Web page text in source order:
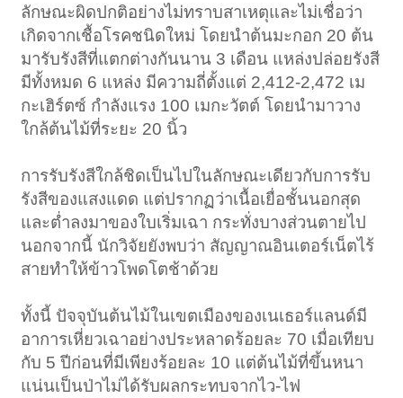
ลักษณะผิดปกติอย่างไม่ทราบสาเหตุและไม่เชื่อว่า
เกิดจากเชื้อโรคชนิดใหม่ โดยนำต้นมะกอก 20 ต้น
มารับรังสีที่แตกต่างกันนาน 3 เดือน แหล่งปล่อยรังสี
มีทั้งหมด 6 แหล่ง มีความถี่ตั้งแต่ 2,412-2,472 เม
กะเฮิร์ตซ์ กำลังแรง 100 เมกะวัตต์ โดยนำมาวาง
ใกล้ต้นไม้ที่ระยะ 20 นิ้ว
การรับรังสีใกล้ชิดเป็นไปในลักษณะเดียวกับการรับ
รังสีของแสงแดด แต่ปรากฏว่าเนื้อเยื่อชั้นนอกสุด
และต่ำลงมาของใบเริ่มเฉา กระทั่งบางส่วนตายไป
นอกจากนี้ นักวิจัยยังพบว่า สัญญาณอินเตอร์เน็ตไร้
สายทำให้ข้าวโพดโตช้าด้วย
ทั้งนี้ ปัจจุบันต้นไม้ในเขตเมืองของเนเธอร์แลนด์มี
อาการเหี่ยวเฉาอย่างประหลาดร้อยละ 70 เมื่อเทียบ
กับ 5 ปีก่อนที่มีเพียงร้อยละ 10 แต่ต้นไม้ที่ขึ้นหนา
แน่นเป็นป่าไม่ได้รับผลกระทบจากไว-ไฟ